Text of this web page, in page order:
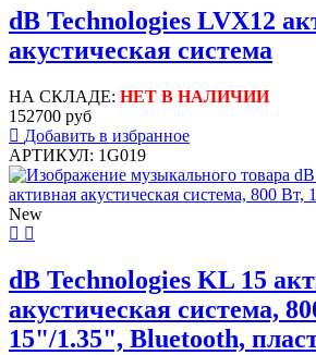
dB Technologies LVX12
акустическая система
НА СКЛАДЕ: НЕТ В НАЛИЧИИ
152700 руб
Добавить в избранное
АРТИКУЛ: 1G019
New
dB Technologies KL 15
акустическая система,
15"/1.35", Bluetooth,